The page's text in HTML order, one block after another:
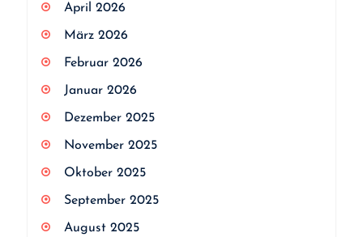
April 2026
März 2026
Februar 2026
Januar 2026
Dezember 2025
November 2025
Oktober 2025
September 2025
August 2025